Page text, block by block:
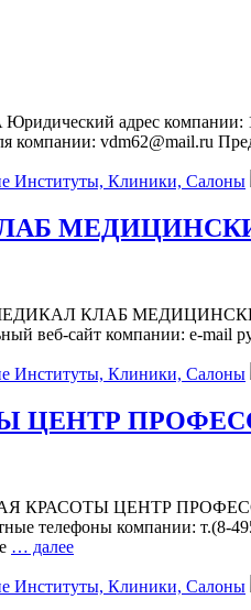
адрес компании:
компании: vdm62@mail.ru
Институты, Клиники, Салоны
КЛАБ МЕДИЦИНСКИЙ
веб-сайт компании: e-mail
Институты, Клиники, Салоны
ЦЕНТР
КРАСОТЫ ЦЕНТР
телефоны компании: т.(8-
… далее
Институты, Клиники, Салоны